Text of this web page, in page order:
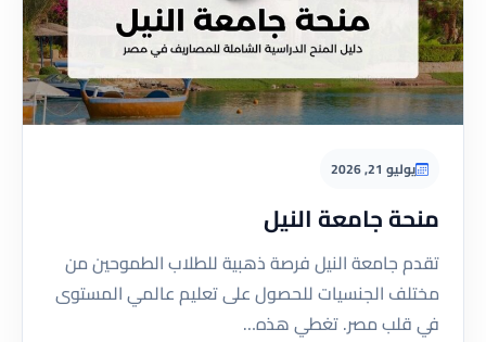
يوليو 21, 2026
منحة جامعة النيل
تقدم جامعة النيل فرصة ذهبية للطلاب الطموحين من
مختلف الجنسيات للحصول على تعليم عالمي المستوى
في قلب مصر. تغطي هذه…